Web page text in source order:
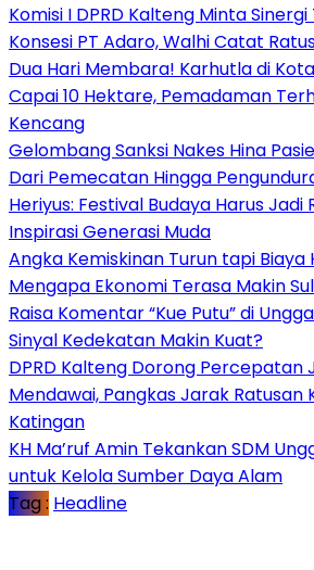
Komisi I DPRD Kalteng Minta
Konsesi PT Adaro, Walhi Catat
Dua Hari Membara! Karhutla di
Capai 10 Hektare, Pemadaman
Kencang
Gelombang Sanksi Nakes Hina
Dari Pemecatan Hingga
Heriyus: Festival Budaya Harus Jadi
Inspirasi Generasi Muda
Angka Kemiskinan Turun tapi Biaya
Mengapa Ekonomi Terasa Makin
Raisa Komentar “Kue Putu” di
Sinyal Kedekatan Makin Kuat?
DPRD Kalteng Dorong Percepatan
Mendawai, Pangkas Jarak Ratusan
Katingan
KH Ma’ruf Amin Tekankan SDM
untuk Kelola Sumber Daya Alam
Tag : Headline